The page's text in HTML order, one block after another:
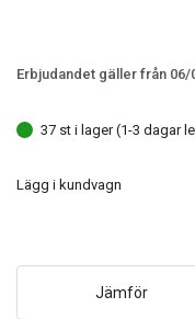
Erbjudandet gäller från
37 st i lager (1-3 dagar
Lägg i kundvagn
Jämför